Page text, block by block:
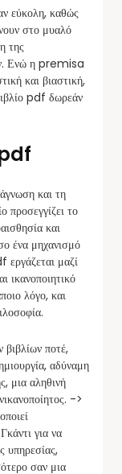
εύκολη, καθώς
στο μυαλό
της
Ενώ η premisa
και βιαστική,
pdf δωρεάν
και τη
προσεγγίζει το
και
ένα μηχανισμό
μαζί
ικανοποιητικό
λόγο, και
ποτέ,
αδύναμη
μια αληθινή
->
για να
υπηρεσίας,
σαν μια